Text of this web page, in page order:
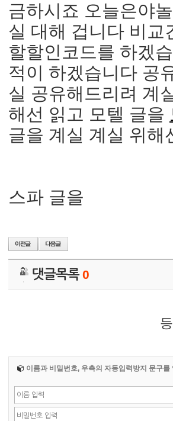
금하시죠 오늘은야
실 대해 겁니다 비교
할할인코드를 하겠
적이 하겠습니다 공
실 공유해드리려 계
해선 읽고 모텔 글을
글을 계실 계실 위해
스파 글을
댓글목록0
이름과 비밀번호, 우측의 자동입력방지 문구를